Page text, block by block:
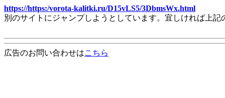
https://https:/vorota-kalitki.ru/D15vLS5/3DbmsWx.html
別のサイトにジャンプしようとしています。宜しければ上
広告のお問い合わせはこちら